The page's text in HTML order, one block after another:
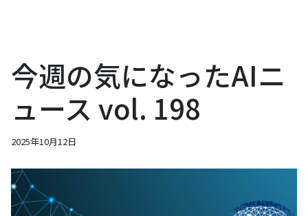
今週の気になったAIニ
ュース vol. 198
2025年10月12日